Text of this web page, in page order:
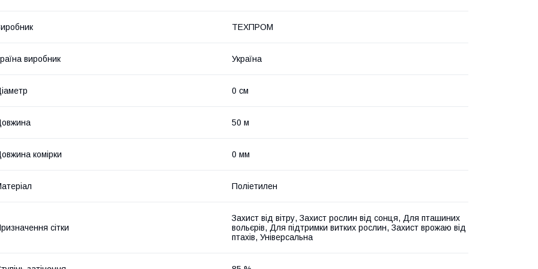
ТЕХПРОМ
виробник Україна
0 см
50 м
комірки 0 мм
Поліетилен
сітки
Захист від вітру, Захист рослин від сонця, Для пташиних
вольєрів, Для підтримки витких рослин, Захист врожаю від
птахів, Універсальна